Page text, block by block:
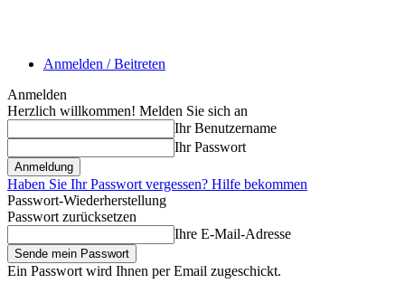
Anmelden / Beitreten
Anmelden
Herzlich willkommen! Melden Sie sich an
Ihr Benutzername
Ihr Passwort
Haben Sie Ihr Passwort vergessen? Hilfe bekommen
Passwort-Wiederherstellung
Passwort zurücksetzen
Ihre E-Mail-Adresse
Ein Passwort wird Ihnen per Email zugeschickt.